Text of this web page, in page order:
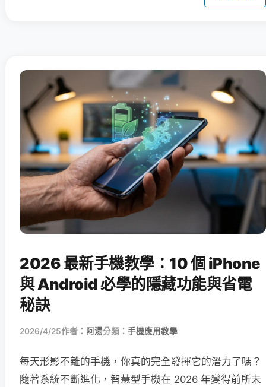
2026 最新手機教學：10 個 iPhone
與 Android 必學的隱藏功能與省電
秘訣
2026/4/25作者： 阿湯分類： 手機應用教學
每天形影不離的手機，你真的完全發揮它的潛力了嗎？
隨著系統不斷進化，智慧型手機在 2026 年變得前所未